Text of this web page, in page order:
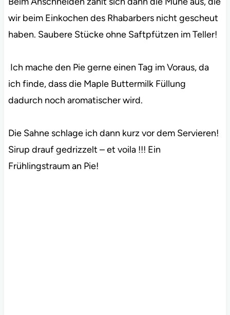
wir beim Einkochen des Rhabarbers nicht gescheut
haben. Saubere Stücke ohne Saftpfützen im Teller!
Ich mache den Pie gerne einen Tag im Voraus, da
ich finde, dass die Maple Buttermilk Füllung
dadurch noch aromatischer wird.
Die Sahne schlage ich dann kurz vor dem Servieren!
Sirup drauf gedrizzelt – et voila !!! Ein
Frühlingstraum an Pie!